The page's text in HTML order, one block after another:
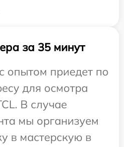
за 35 минут
опытом приедет по
для осмотра
В случае
мы организуем
в мастерскую в